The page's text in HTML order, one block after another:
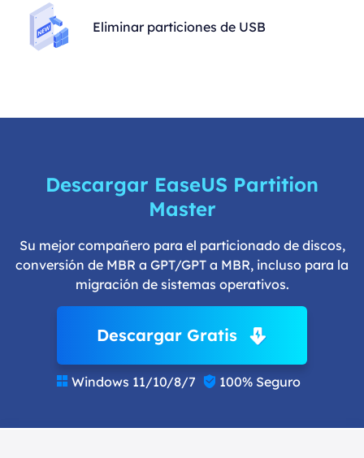
Eliminar particiones de USB
Descargar EaseUS Partition
Master
Su mejor compañero para el particionado de discos,
conversión de MBR a GPT/GPT a MBR, incluso para la
migración de sistemas operativos.
Descargar Gratis
 Windows 11/10/8/7  100% Seguro